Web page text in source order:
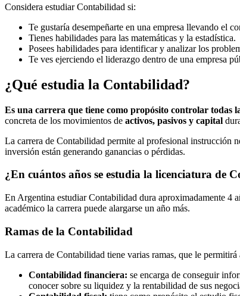
Considera estudiar Contabilidad si:
Te gustaría desempeñarte en una empresa llevando el
Tienes habilidades para las matemáticas y la estadística.
Posees habilidades para identificar y analizar los
Te ves ejerciendo el liderazgo dentro de una empresa
¿Qué estudia la Contabilidad?
Es una carrera que tiene como propósito controlar todas
concreta de los movimientos de activos, pasivos y capital
La carrera de Contabilidad permite al profesional instrucción
inversión están generando ganancias o pérdidas.
¿En cuántos años se estudia la licenciatura de
En Argentina estudiar Contabilidad dura aproximadamente 4
académico la carrera puede alargarse un año más.
Ramas de la Contabilidad
La carrera de Contabilidad tiene varias ramas, que le
Contabilidad financiera: se encarga de conseguir
conocer sobre su liquidez y la rentabilidad de sus